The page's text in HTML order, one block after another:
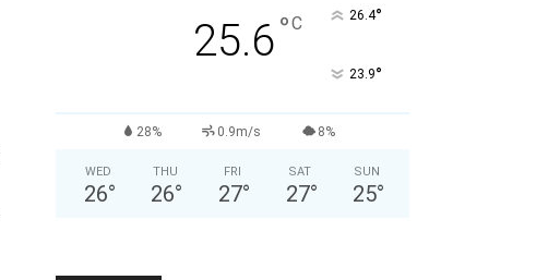
25.6°C 26.4°
23.9°
28% 0.9m/s 8%
WED
26°
THU
26°
FRI
27°
SAT
27°
SUN
25°